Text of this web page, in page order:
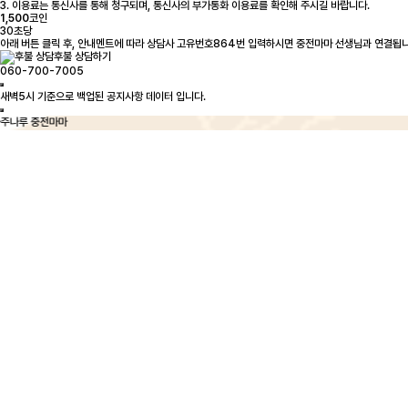
3. 이용료는 통신사를 통해 청구되며, 통신사의 부가통화 이용료를 확인해 주시길 바랍니다.
1,500코인
30초당
아래 버튼 클릭 후, 안내멘트에 따라 상담사 고유번호864번 입력하시면 중전마마 선생님과 연결됩
후불 상담하기
060-700-7005